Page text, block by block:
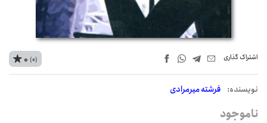
اشتراک‌ گذاری
نويسنده: فرشته میرمرادی
0 (0)
ناموجود